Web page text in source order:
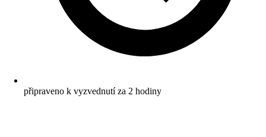
připraveno k vyzvednutí za 2 hodiny